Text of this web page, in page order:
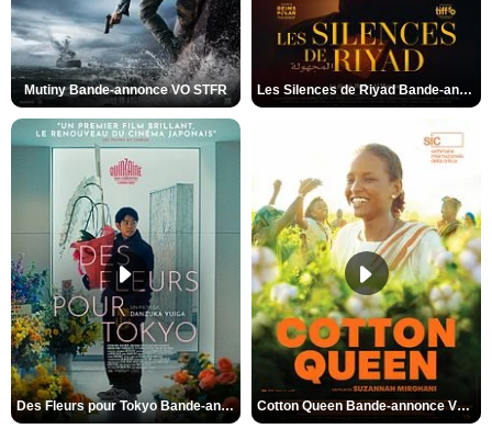
Mutiny Bande-annonce VO STFR Les Silences de Riyad Bande-annonce VO STFR
Des Fleurs pour Tokyo Bande-annonce VO STFR Cotton Queen Bande-annonce VO STFR